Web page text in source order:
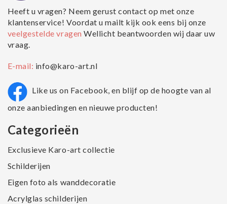
Heeft u vragen? Neem gerust contact op met onze
klantenservice! Voordat u mailt kijk ook eens bij onze
veelgestelde vragenWellicht beantwoorden wij daar uw
vraag.
E-mail: info@karo-art.nl
Like us on Facebook, en blijf op de hoogte van al
onze aanbiedingen en nieuwe producten!
Categorieën
Exclusieve Karo-art collectie
Schilderijen
Eigen foto als wanddecoratie
Acrylglas schilderijen